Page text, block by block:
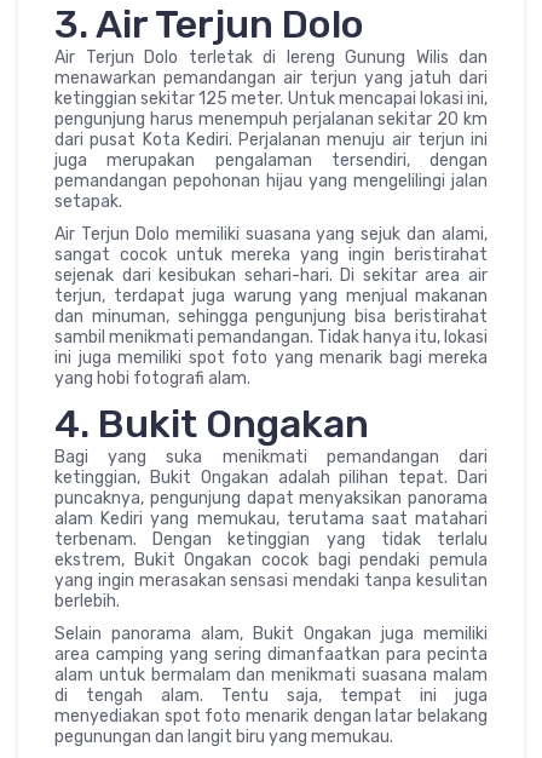
3. Air Terjun Dolo
Air Terjun Dolo terletak di lereng Gunung Wilis dan
menawarkan pemandangan air terjun yang jatuh dari
ketinggian sekitar 125 meter. Untuk mencapai lokasi ini,
pengunjung harus menempuh perjalanan sekitar 20 km
dari pusat Kota Kediri. Perjalanan menuju air terjun ini
juga merupakan pengalaman tersendiri, dengan
pemandangan pepohonan hijau yang mengelilingi jalan
setapak.
Air Terjun Dolo memiliki suasana yang sejuk dan alami,
sangat cocok untuk mereka yang ingin beristirahat
sejenak dari kesibukan sehari-hari. Di sekitar area air
terjun, terdapat juga warung yang menjual makanan
dan minuman, sehingga pengunjung bisa beristirahat
sambil menikmati pemandangan. Tidak hanya itu, lokasi
ini juga memiliki spot foto yang menarik bagi mereka
yang hobi fotografi alam.
4. Bukit Ongakan
Bagi yang suka menikmati pemandangan dari
ketinggian, Bukit Ongakan adalah pilihan tepat. Dari
puncaknya, pengunjung dapat menyaksikan panorama
alam Kediri yang memukau, terutama saat matahari
terbenam. Dengan ketinggian yang tidak terlalu
ekstrem, Bukit Ongakan cocok bagi pendaki pemula
yang ingin merasakan sensasi mendaki tanpa kesulitan
berlebih.
Selain panorama alam, Bukit Ongakan juga memiliki
area camping yang sering dimanfaatkan para pecinta
alam untuk bermalam dan menikmati suasana malam
di tengah alam. Tentu saja, tempat ini juga
menyediakan spot foto menarik dengan latar belakang
pegunungan dan langit biru yang memukau.